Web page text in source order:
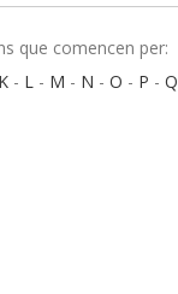
que comencen per:
K - L - M - N - O - P - Q